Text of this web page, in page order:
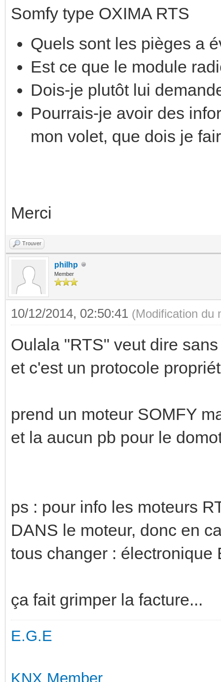
Somfy type OXIMA RTS
Quels sont les pièges a
Est ce que le module
Dois-je plutôt lui
Pourrais-je avoir des
mon volet, que dois je
Merci
Trouver
philhp
Member
10/12/2014, 02:50:41 (Modification du
Oulala "RTS" veut dire
et c'est un protocole
prend un moteur SOMFY
et la aucun pb pour le
ps : pour info les moteurs
DANS le moteur, donc en
tous changer : électronique
ça fait grimper la facture...
E.G.E
KNX Member